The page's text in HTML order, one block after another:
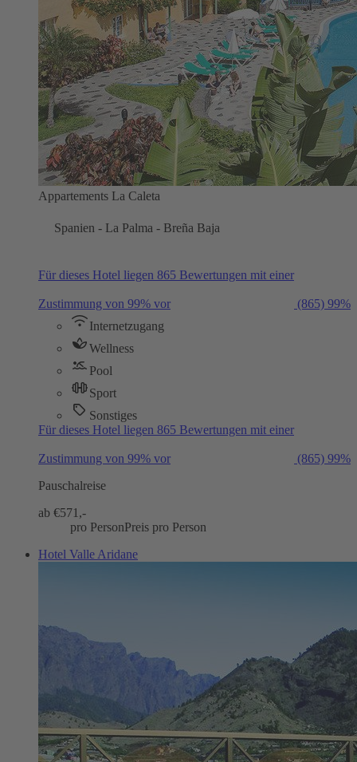
Appartements La Caleta
Spanien - La Palma - Breña Baja
Für dieses Hotel liegen 865 Bewertungen mit einer
Zustimmung von 99% vor (865) 99%
Internetzugang
Wellness
Pool
Sport
Sonstiges
Für dieses Hotel liegen 865 Bewertungen mit einer
Zustimmung von 99% vor (865) 99%
Pauschalreise
ab €571,-
pro PersonPreis pro Person
Hotel Valle Aridane